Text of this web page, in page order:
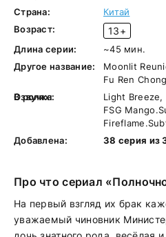
Страна:
Китай
Возраст:
13+
Длина серии:
~45 мин.
Другое название:
Moonlit
Fu Ren
В ролях:
Озвучка:
Light Breeze,
FSG
Добавлена:
38 серия из
Про что сериал
На первый взгляд их брак
уважаемый чиновник